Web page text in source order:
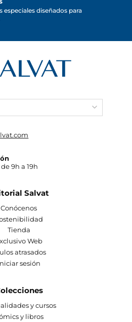
especiales diseñados para
9h a 19h
Salvat
Conócenos
Tienda
Web
atrasados
sesión
y cursos
y libros